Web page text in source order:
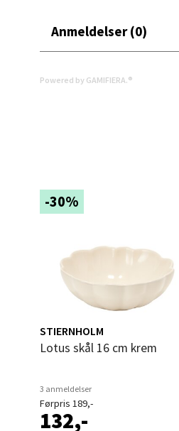
Anmeldelser (0)
Powered by GAMIFIERA.®
-30%
STIERNHOLM
Lotus skål 16 cm krem
3 anmeldelser
Førpris 189,-
132,-